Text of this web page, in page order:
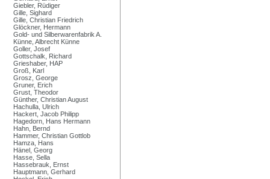
Giebler, Rüdiger
Gille, Sighard
Gille, Christian Friedrich
Glöckner, Hermann
Gold- und Silberwarenfabrik A.
Künne, Albrecht Künne
Goller, Josef
Gottschalk, Richard
Grieshaber, HAP
Groß, Karl
Grosz, George
Gruner, Erich
Grust, Theodor
Günther, Christian August
Hachulla, Ulrich
Hackert, Jacob Philipp
Hagedorn, Hans Hermann
Hahn, Bernd
Hammer, Christian Gottlob
Hamza, Hans
Hänel, Georg
Hasse, Sella
Hassebrauk, Ernst
Hauptmann, Gerhard